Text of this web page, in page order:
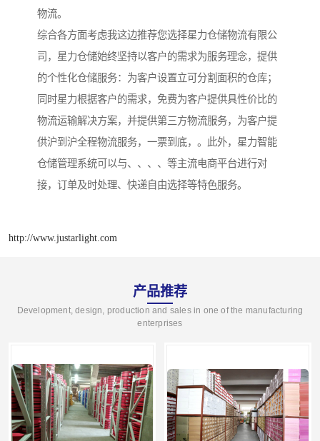
物流。
综合各方面考虑我这边推荐您选择星力仓储物流有限公
司，星力仓储始终坚持以客户的需求为服务理念，提供
的个性化仓储服务：为客户设置立可分割面积的仓库；
同时星力根据客户的需求，免费为客户提供具性价比的
物流运输解决方案，并提供第三方物流服务，为客户提
供沪到沪全程物流服务，一票到底，。此外，星力智能
仓储管理系统可以与、、、、等主流电商平台进行对
接，订单及时处理、快递自由选择等特色服务。
http://www.justarlight.com
产品推荐
Development, design, production and sales in one of the manufacturing
enterprises